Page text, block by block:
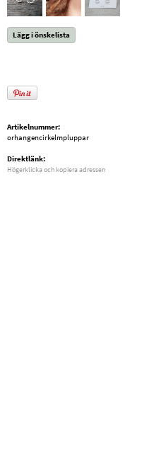
Lägg i önskelista
Artikelnummer:
orhangencirkelmpluppar
Direktlänk:
Högerklicka och kopiera adressen